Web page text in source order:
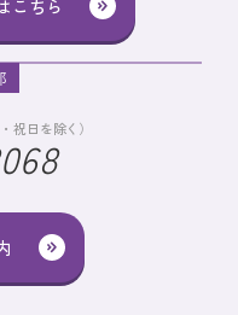
こちら
祝日を除く）